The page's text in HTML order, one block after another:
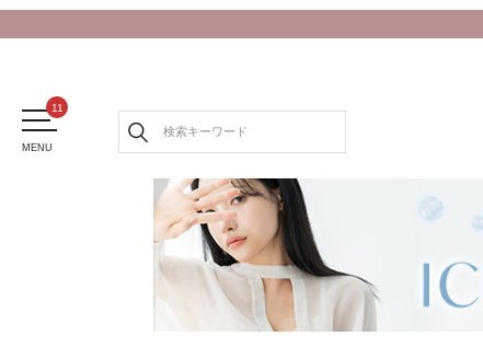
MENU